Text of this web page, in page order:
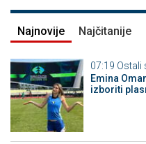
Najnovije Najčitanije
07:19 Ostali
Emina
izboriti